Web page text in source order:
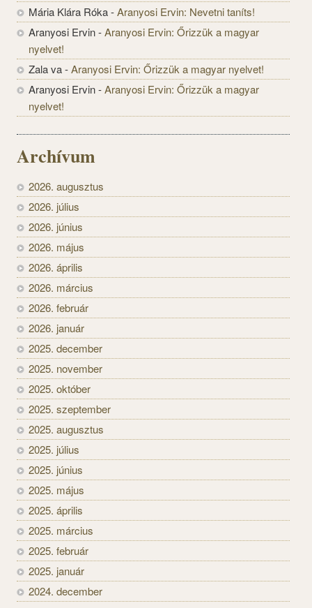
Mária Klára Róka-Aranyosi Ervin: Nevetni taníts!
Aranyosi Ervin-Aranyosi Ervin: Őrizzük a magyar
nyelvet!
Zala va-Aranyosi Ervin: Őrizzük a magyar nyelvet!
Aranyosi Ervin-Aranyosi Ervin: Őrizzük a magyar
nyelvet!
Archívum
2026. augusztus
2026. július
2026. június
2026. május
2026. április
2026. március
2026. február
2026. január
2025. december
2025. november
2025. október
2025. szeptember
2025. augusztus
2025. július
2025. június
2025. május
2025. április
2025. március
2025. február
2025. január
2024. december